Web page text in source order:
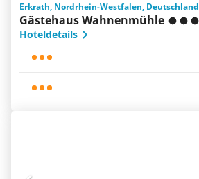
Erkrath, Nordrhein-Westfalen, Deutschland
Gästehaus Wahnenmühle
Hoteldetails